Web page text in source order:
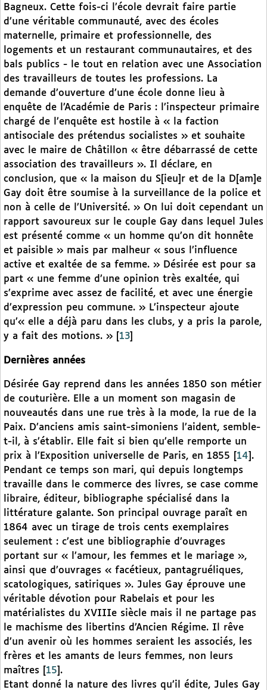
Bagneux. Cette fois-ci l’école devrait faire partie
d’une véritable communauté, avec des écoles
maternelle, primaire et professionnelle, des
logements et un restaurant communautaires, et des
bals publics - le tout en relation avec une Association
des travailleurs de toutes les professions. La
demande d’ouverture d’une école donne lieu à
enquête de l’Académie de Paris : l’inspecteur primaire
chargé de l’enquête est hostile à « la faction
antisociale des prétendus socialistes » et souhaite
avec le maire de Châtillon « être débarrassé de cette
association des travailleurs ». Il déclare, en
conclusion, que « la maison du S[ieu]r et de la D[am]e
Gay doit être soumise à la surveillance de la police et
non à celle de l’Université. » On lui doit cependant un
rapport savoureux sur le couple Gay dans lequel Jules
est présenté comme « un homme qu’on dit honnête
et paisible » mais par malheur « sous l’influence
active et exaltée de sa femme. » Désirée est pour sa
part « une femme d’une opinion très exaltée, qui
s’exprime avec assez de facilité, et avec une énergie
d’expression peu commune. » L’inspecteur ajoute
qu’« elle a déjà paru dans les clubs, y a pris la parole,
y a fait des motions. »
13
Dernières années
Désirée Gay reprend dans les années 1850 son métier
de couturière. Elle a un moment son magasin de
nouveautés dans une rue très à la mode, la rue de la
Paix. D’anciens amis saint-simoniens l’aident, semble-
t-il, à s’établir. Elle fait si bien qu’elle remporte un
prix à l’Exposition universelle de Paris, en 1855
14 .
Pendant ce temps son mari, qui depuis longtemps
travaille dans le commerce des livres, se case comme
libraire, éditeur, bibliographe spécialisé dans la
littérature galante. Son principal ouvrage paraît en
1864 avec un tirage de trois cents exemplaires
seulement : c’est une bibliographie d’ouvrages
portant sur « l’amour, les femmes et le mariage »,
ainsi que d’ouvrages « facétieux, pantagruéliques,
scatologiques, satiriques ». Jules Gay éprouve une
véritable dévotion pour Rabelais et pour les
matérialistes du XVIIIe siècle mais il ne partage pas
le machisme des libertins d’Ancien Régime. Il rêve
d’un avenir où les hommes seraient les associés, les
frères et les amants de leurs femmes, non leurs
maîtres
15 .
Etant donné la nature des livres qu’il édite, Jules Gay